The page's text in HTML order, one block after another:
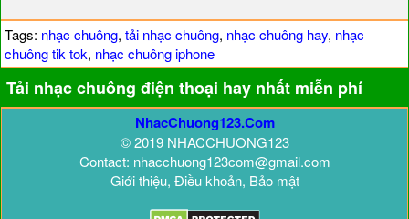
Tags: nhạc chuông, tải nhạc chuông, nhạc chuông hay, nhạc
chuông tik tok, nhạc chuông iphone
Tải nhạc chuông điện thoại hay nhất miễn phí
NhacChuong123.Com
© 2019 NHACCHUONG123
Contact: nhacchuong123com@gmail.com
Giới thiệu, Điều khoản, Bảo mật